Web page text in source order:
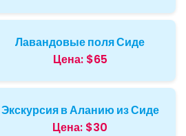
Лавандовые поля Сиде
Цена: $65
Экскурсия в Аланию из Сиде
Цена: $30